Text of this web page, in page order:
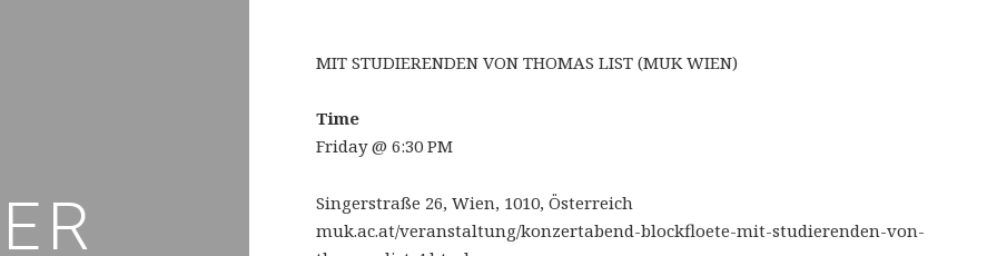
MIT STUDIERENDEN VON THOMAS LIST (MUK WIEN)
Time
Friday @ 6:30 PM
Venue Details
Address
Singerstraße 26, Wien, 1010, Österreich
muk.ac.at/veranstaltung/konzertabend-blockfloete-mit-studierenden-von-